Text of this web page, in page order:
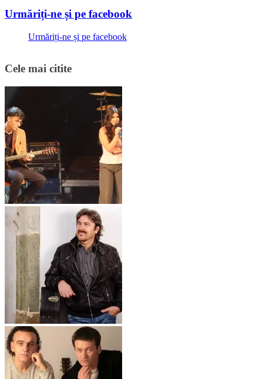
Urmăriți-ne și pe facebook
Urmăriți-ne și pe facebook
Cele mai citite